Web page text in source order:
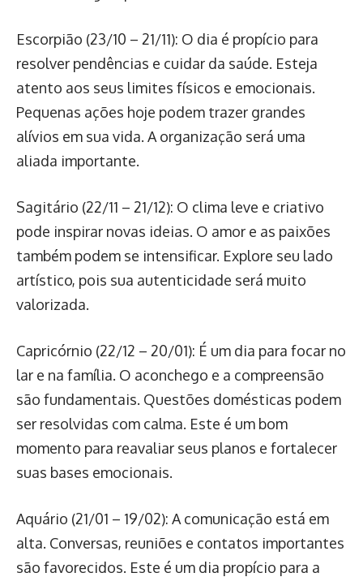
Escorpião (23/10 – 21/11): O dia é propício para
resolver pendências e cuidar da saúde. Esteja
atento aos seus limites físicos e emocionais.
Pequenas ações hoje podem trazer grandes
alívios em sua vida. A organização será uma
aliada importante.
Sagitário (22/11 – 21/12): O clima leve e criativo
pode inspirar novas ideias. O amor e as paixões
também podem se intensificar. Explore seu lado
artístico, pois sua autenticidade será muito
valorizada.
Capricórnio (22/12 – 20/01): É um dia para focar no
lar e na família. O aconchego e a compreensão
são fundamentais. Questões domésticas podem
ser resolvidas com calma. Este é um bom
momento para reavaliar seus planos e fortalecer
suas bases emocionais.
Aquário (21/01 – 19/02): A comunicação está em
alta. Conversas, reuniões e contatos importantes
são favorecidos. Este é um dia propício para a